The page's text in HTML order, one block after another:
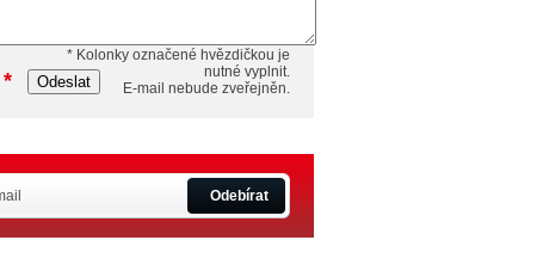
* Odeslat
* Kolonky označené hvězdičkou je
nutné vyplnit.
E-mail nebude zveřejněn.
Odebírat